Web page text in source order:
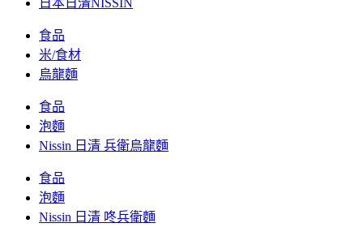
日本日清NISSIN
食品
米/食材
烏龍麵
食品
泡麵
Nissin 日清 兵衛烏龍麵
食品
泡麵
Nissin 日清 咚兵衛麵